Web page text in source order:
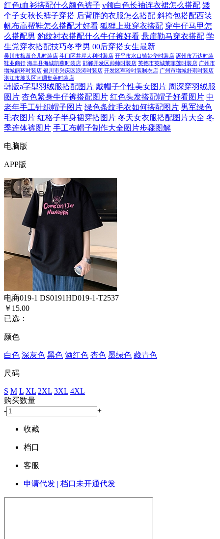
红色t血衫搭配什么颜色裤子 v领白色长袖连衣裙怎么搭配 矮
个子女秋长裤子穿搭 后背胖的衣服怎么搭配 斜挎包搭配西装
帆布高帮鞋怎么搭配才好看 狐狸上班穿衣搭配 穿牛仔马甲怎
么搭配男 豹纹衬衣搭配什么牛仔裤好看 悬崖勒马穿衣搭配 学
生党穿衣搭配技巧冬季男 00后穿搭女生最新
吴川市梅菉允儿时装店 斗门区井岸大利时装店 开平市水口镇妙华时装店 涿州市万达时装
鞋业商行 海丰县海城凯燕时装店 邯郸开发区帅帅时装店 英德市英城莱菲莲时装店 广州市
增城丽环时装店 银川市兴庆区浪涛时装店 开发区军玲时装制衣店 广州市增城舒琪时装店
湛江市坡头区南调集美时装店
韩版a字型羽绒服搭配图片 戴帽子个性美女图片 周深穿羽绒服
图片 杏色紧身牛仔裤搭配图片 红色头发搭配帽子好看图片 中
老年手工针织帽子图片 绿色条纹毛衣如何搭配图片 男军绿色
毛衣图片 红格子半身裙穿搭图片 冬天女衣服搭配图片大全 冬
季连体裤图片 手工布帽子制作大全图片步骤图解
电脑版
APP版
电商019-1 DS0191HD019-1-T2537
￥15.00
已选：
颜色
白色 深灰色 黑色 酒红色 杏色 墨绿色 藏青色
尺码
S M L XL 2XL 3XL 4XL
购买数量
-
+
收藏
档口
客服
申请代发 | 档口未开通代发